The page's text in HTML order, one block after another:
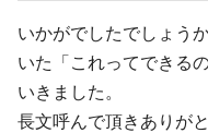
いかがでしたでしょう
いた「これってできる
いきました。
長文呼んで頂きありが